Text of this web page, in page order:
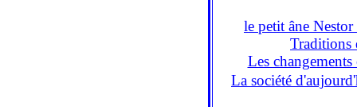
le petit âne
Traditions
Les
La société